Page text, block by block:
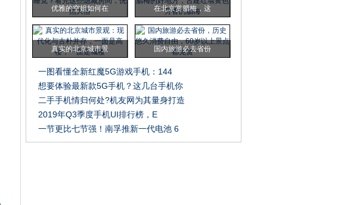
优雅的空姐如何在 在北京赏腊梅，这
真实的北京城市景 国内旅游必去省份
一图看懂全新红魔5G游戏手机：144
想要体验最新款5G手机？这几台手机你
二手手机情归何处?机友网为其量身打造
2019年Q3季度手机UI排行榜，E
一节更比七节强！南孚推新一代电池 6